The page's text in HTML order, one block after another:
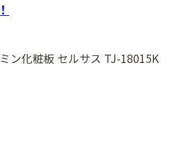
ン化粧板 セルサス TJ-18015K